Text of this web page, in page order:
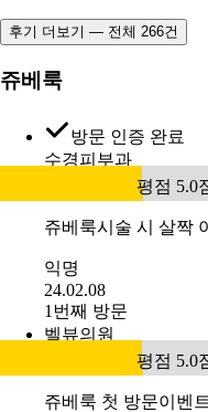
후기 더보기 — 전체 266건
쥬베룩
방문 인증 완료
수경피부과
평점 5.0
쥬베룩시술 시 살짝
익명
24.02.08
1번째 방문
벨뷰의원
평점 5.0
쥬베룩 첫 방문이벤